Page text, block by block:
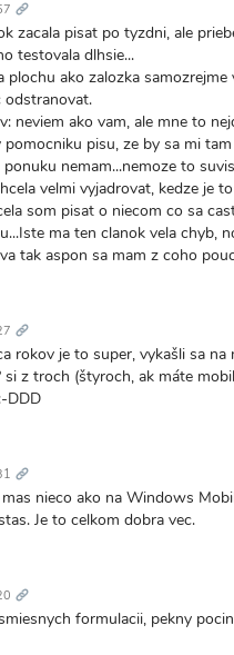
odkaz
zacala pisat po tyzdni, ale
testovala dlhsie...
ako zalozka
odstranovat.
neviem ako vam, ale mne to
pisu, ze by sa mi
nemam...nemoze to
velmi vyjadrovat, kedze je
som pisat o niecom co sa
ma ten clanok vela chyb,
tak aspon sa mam z coho
odkaz
rokov je to super, vykašli sa na
z troch (štyroch, ak máte
DDD
odkaz
nieco ako na Windows
Je to celkom dobra vec.
odkaz
formulacii, pekny